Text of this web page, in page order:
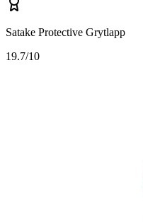
Satake Protective Grytlapp
19.7/10